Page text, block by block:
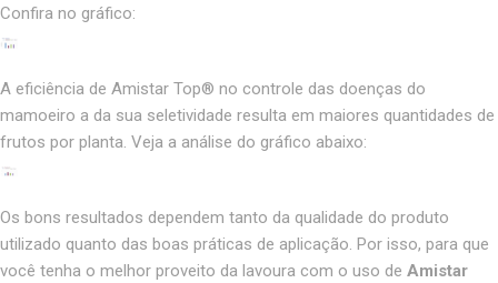
Confira no gráfico:
A eficiência de Amistar Top® no controle das doenças do
mamoeiro a da sua seletividade resulta em maiores quantidades de
frutos por planta. Veja a análise do gráfico abaixo:
Os bons resultados dependem tanto da qualidade do produto
utilizado quanto das boas práticas de aplicação. Por isso, para que
você tenha o melhor proveito da lavoura com o uso de Amistar